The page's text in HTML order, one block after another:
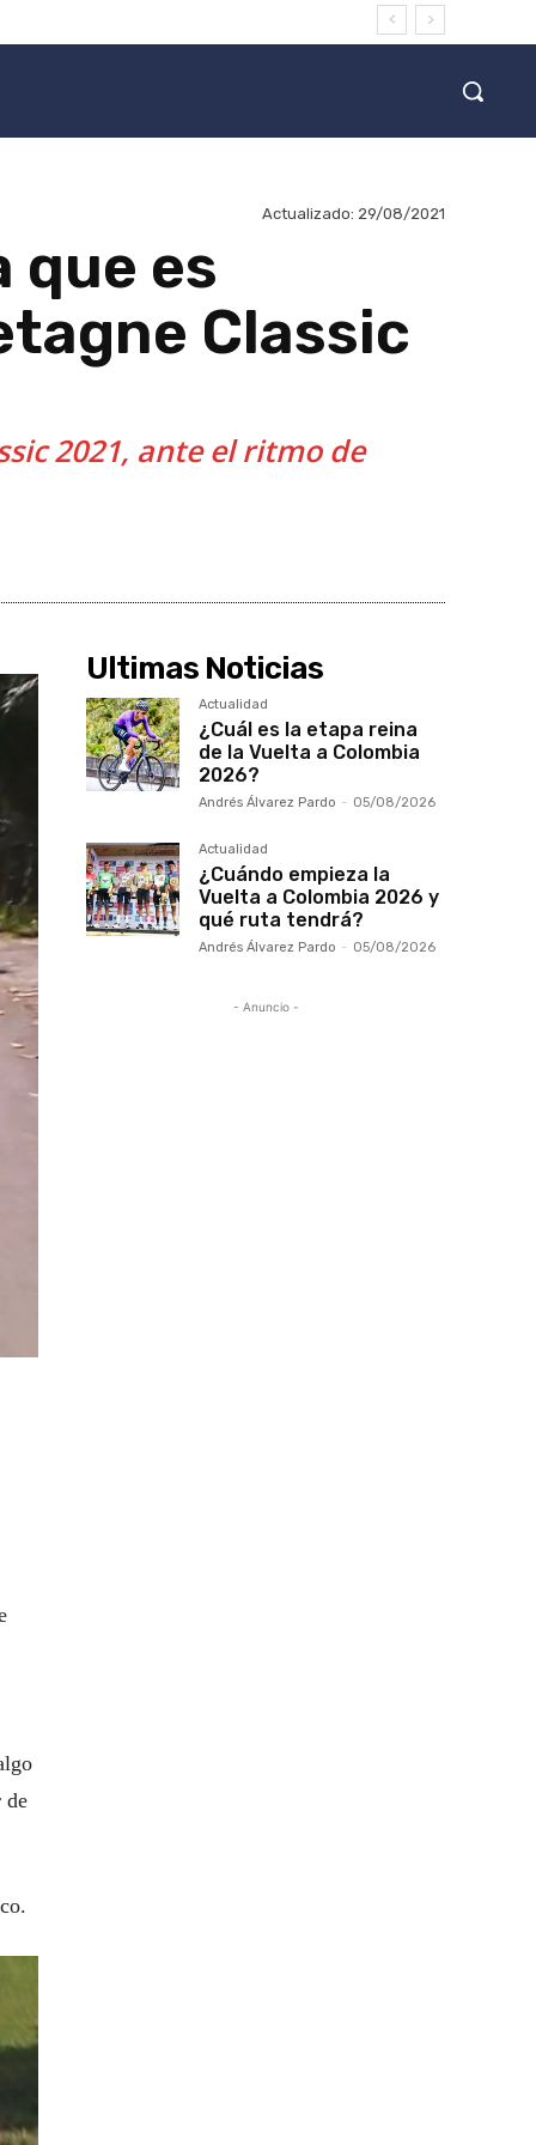
Actualizado: 29/08/2021
que es
Classic
2021, ante el ritmo de
de
Ultimas Noticias
Actualidad
¿Cuál es la etapa reina
de la Vuelta a Colombia
2026?
Andrés Álvarez Pardo - 05/08/2026
Actualidad
¿Cuándo empieza la
Vuelta a Colombia 2026 y
qué ruta tendrá?
Andrés Álvarez Pardo - 05/08/2026
- Anuncio -